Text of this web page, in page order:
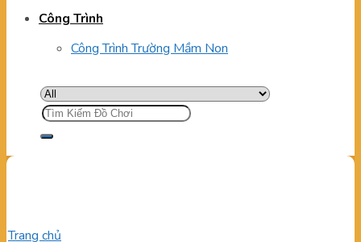
Công Trình
Công Trình Trường Mầm Non
Tìm
kiếm:
Trang chủ